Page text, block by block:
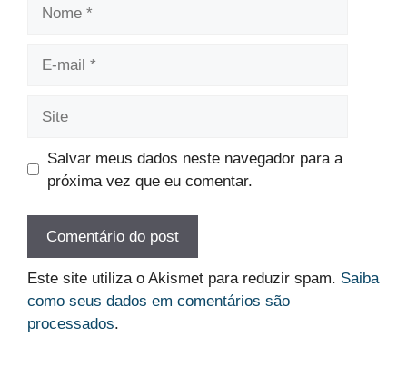
Salvar meus dados neste navegador para a
próxima vez que eu comentar.
Este site utiliza o Akismet para reduzir spam. Saiba
como seus dados em comentários são
processados.